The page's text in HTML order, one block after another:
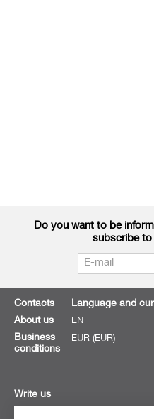
Do you want to be
subscribe to
Contacts
About us
Business
conditions
Language and
EN
EUR (EUR)
Write us